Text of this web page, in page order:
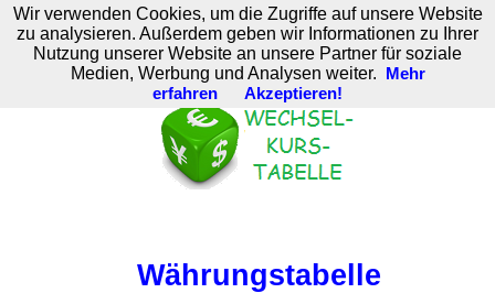
M. Brodski Software
Währungstabelle
Wir verwenden Cookies, um die Zugriffe auf unsere Website
zu analysieren. Außerdem geben wir Informationen zu Ihrer
Nutzung unserer Website an unsere Partner für soziale
Medien, Werbung und Analysen weiter.
Mehr
erfahren
Akzeptieren!